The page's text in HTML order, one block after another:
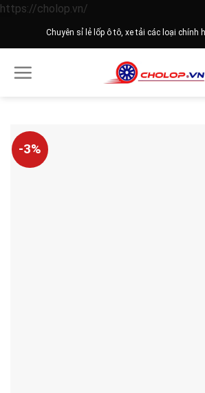
https://cholop.vn/
to
Chuyên sỉ lẻ lốp ô tô, xe tải các loại chính
-3%